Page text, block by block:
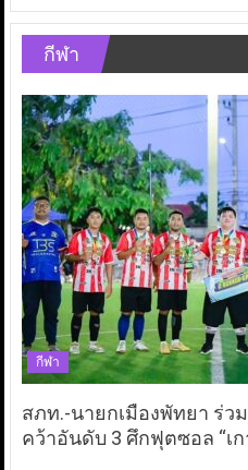
กีฬา
กีฬา
สภท.-นายกเมืองพัทยา ร่ว
คว้าอันดับ 3 ศึกฟุตซอล “เ